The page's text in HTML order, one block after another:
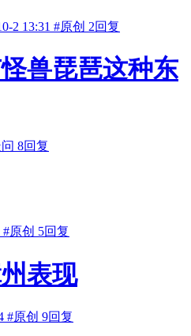
2 13:31 #原创 2回复
兽琵琶这种东
8回复
#原创 5回复
表现
#原创 9回复